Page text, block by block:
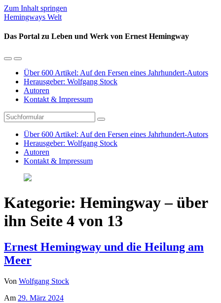
Zum Inhalt springen
Hemingways Welt
Das Portal zu Leben und Werk von Ernest Hemingway
Mobil-
umschalten
Suchfeld
umschalten
Über 600 Artikel: Auf den Fersen eines Jahrhundert-Autors
Herausgeber: Wolfgang Stock
Autoren
Kontakt & Impressum
Suchen
Über 600 Artikel: Auf den Fersen eines Jahrhundert-Autors
Herausgeber: Wolfgang Stock
Autoren
Kontakt & Impressum
Kategorie: Hemingway – über
ihn Seite 4 von 13
Ernest Hemingway und die Heilung am
Meer
Von Wolfgang Stock
Am 29. März 2024